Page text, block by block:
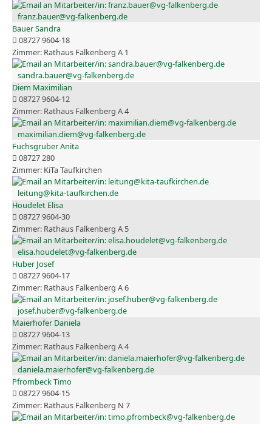
franz.bauer@vg-falkenberg.de
Bauer Sandra
08727 9604-18
Rathaus Falkenberg A 1
sandra.bauer@vg-falkenberg.de
Diem Maximilian
08727 9604-12
Rathaus Falkenberg A 4
maximilian.diem@vg-falkenberg.de
Fuchsgruber Anita
08727 280
KiTa Taufkirchen
leitung@kita-taufkirchen.de
Houdelet Elisa
08727 9604-30
Rathaus Falkenberg A 5
elisa.houdelet@vg-falkenberg.de
Huber Josef
08727 9604-17
Rathaus Falkenberg A 6
josef.huber@vg-falkenberg.de
Maierhofer Daniela
08727 9604-13
Rathaus Falkenberg A 4
daniela.maierhofer@vg-falkenberg.de
Pfrombeck Timo
08727 9604-15
Rathaus Falkenberg N 7